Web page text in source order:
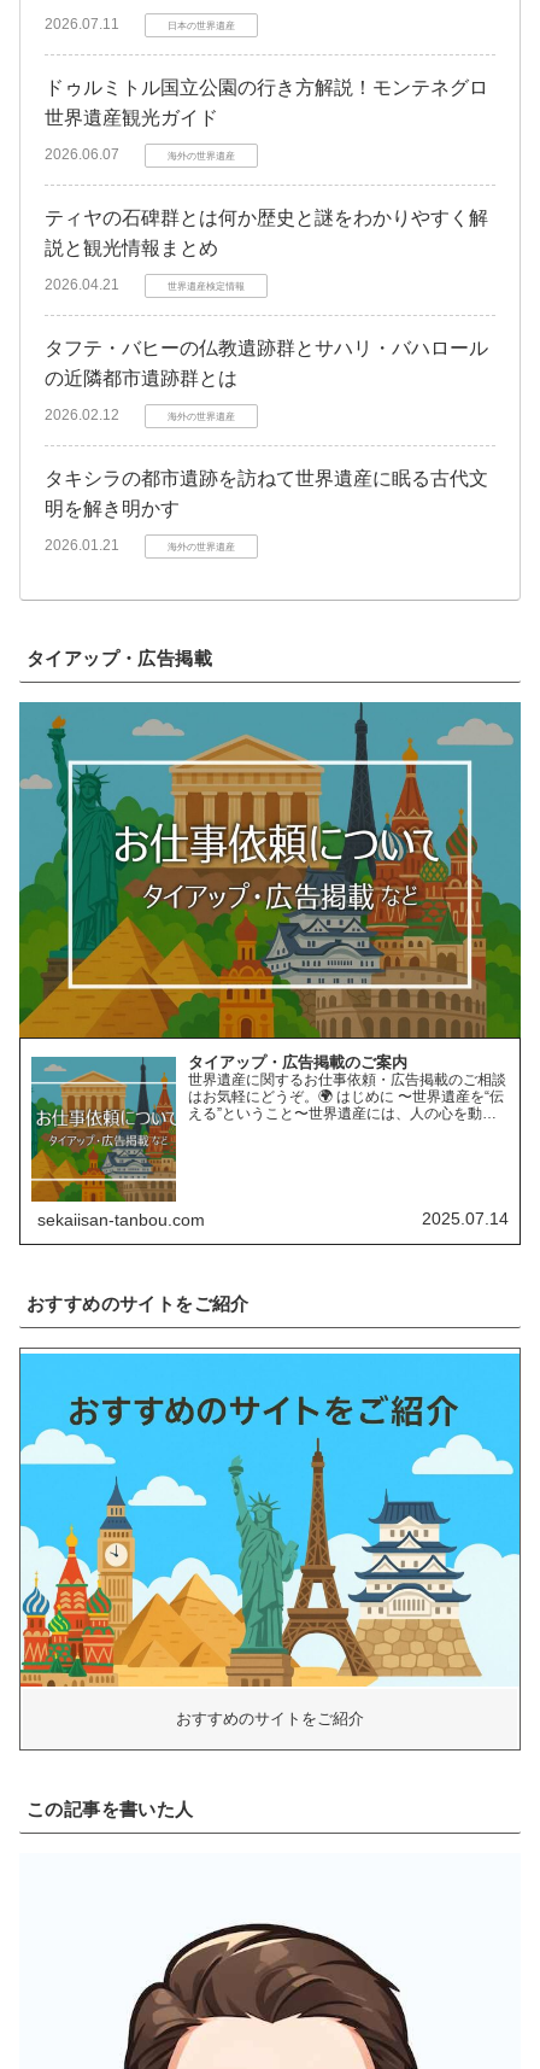
2026.07.11 日本の世界遺産
ドゥルミトル国立公園の行き方解説！モンテネグロ
世界遺産観光ガイド
2026.06.07 海外の世界遺産
ティヤの石碑群とは何か歴史と謎をわかりやすく解
説と観光情報まとめ
2026.04.21 世界遺産検定情報
タフテ・バヒーの仏教遺跡群とサハリ・バハロール
の近隣都市遺跡群とは
2026.02.12 海外の世界遺産
タキシラの都市遺跡を訪ねて世界遺産に眠る古代文
明を解き明かす
2026.01.21 海外の世界遺産
タイアップ・広告掲載
タイアップ・広告掲載のご案内
世界遺産に関するお仕事依頼・広告掲載のご相談
はお気軽にどうぞ。🌍 はじめに 〜世界遺産を“伝
える”ということ〜世界遺産には、人の心を動か
sekaiisan-tanbou.com 2025.07.14
おすすめのサイトをご紹介
おすすめのサイトをご紹介
この記事を書いた人